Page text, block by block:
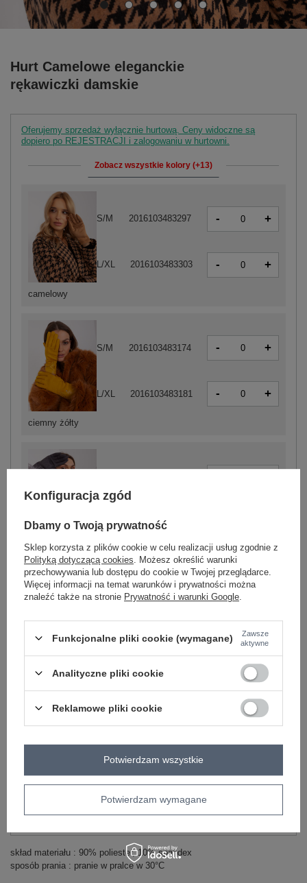
Hurt Camelowe eleganckie
rękawiczki damskie
Oferujemy sprzedaż wyłącznie hurtową. Ceny widoczne są
dopiero po REJESTRACJI i zalogowaniu w hurtowni.
Zobacz wszystkie kolory (+13)
ciemny żółty
S/M 2016103483174 - +
L/XL 2016103483181 - +
ciemny szary
L/XL 2016103483426
-
+
camelowy
S/M 2016103483297 - +
L/XL 2016103483303 - +
ZALOGUJ SIĘ I ZOBACZ CENĘ
Masz pytanie? Chętnie pomożemy.
Zadzwoń+48 601 547 740 Zadaj pytanie
skład materiału : 90% poliester, 10% spandex
sposób prania : pranie w pralce w 30°C
Konfiguracja zgód
Dbamy o Twoją prywatność
Sklep korzysta z plików cookie w celu realizacji usług zgodnie z
Polityką dotyczącą cookies . Możesz określić warunki
przechowywania lub dostępu do cookie w Twojej przeglądarce.
Więcej informacji na temat warunków i prywatności można
znaleźć także na stronie Prywatność i warunki Google
Funkcjonalne pliki cookie (wymagane)
Zawsze
aktywne
Analityczne pliki cookie
Reklamowe pliki cookie
Potwierdzam wymagane
Potwierdzam wszystkie